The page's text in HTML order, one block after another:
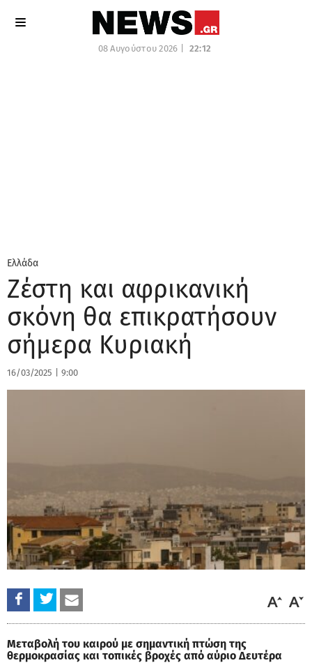
08 Αυγούστου 2026 | 22:12
Ελλάδα
Ζέστη και αφρικανική
σκόνη θα επικρατήσουν
σήμερα Κυριακή
16/03/2025 9:00
Μεταβολή του καιρού με σημαντική πτώση της
θερμοκρασίας και τοπικές βροχές από αύριο Δευτέρα